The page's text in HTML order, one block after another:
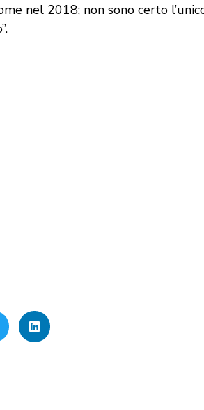
nel 2018; non sono certo